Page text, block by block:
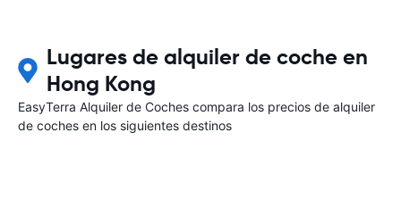
Lugares de alquiler de coche en
Hong Kong
EasyTerra Alquiler de Coches compara los precios de alquiler
de coches en los siguientes destinos